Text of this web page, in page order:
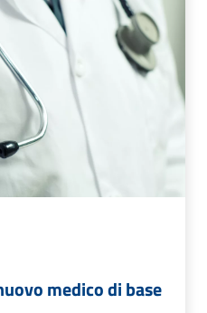
medico di base